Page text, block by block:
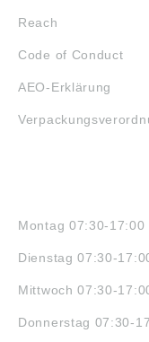
Reach
Code of Conduct
AEO-Erklärung
Montag 07:30-17:00
Dienstag 07:30-
Mittwoch 07:30-
Donnerstag 07:30-